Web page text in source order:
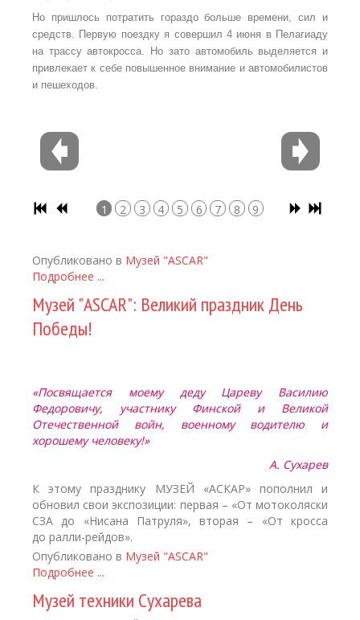
Но пришлось потратить гораздо больше времени, сил и
средств. Первую поездку я совершил 4 июня в Пелагиаду
на трассу автокросса. Но зато автомобиль выделяется и
привлекает к себе повышенное внимание и автомобилистов
и пешеходов.
1 2 3 4 5 6 7 8 9
Опубликовано в Музей "ASCAR"
Подробнее ...
Музей "ASCAR": Великий праздник День
Победы!
«Посвящается моему деду Цареву Василию
Федоровичу, участнику Финской и Великой
Отечественной войн, военному водителю и
хорошему человеку!»
А. Сухарев
К этому празднику МУЗЕЙ «АСКАР» пополнил и
обновил свои экспозиции: первая – «От мотоколяски
СЗА до «Нисана Патруля», вторая – «От кросса
до ралли-рейдов».
Опубликовано в Музей "ASCAR"
Подробнее ...
Музей техники Сухарева